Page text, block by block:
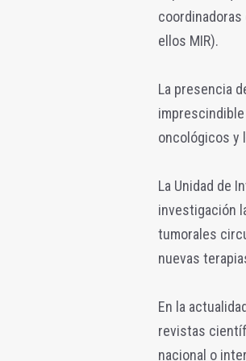
ellos MIR).
La presencia
oncológicos y
La Unidad de
investigación
tumorales
nuevas
En la
revistas
nacional o